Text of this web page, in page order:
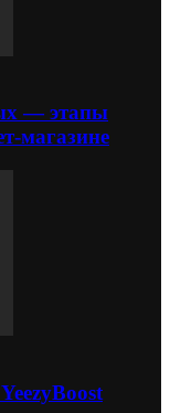
— этапы
магазине